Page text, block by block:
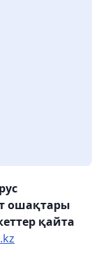
ошақтары
қайта